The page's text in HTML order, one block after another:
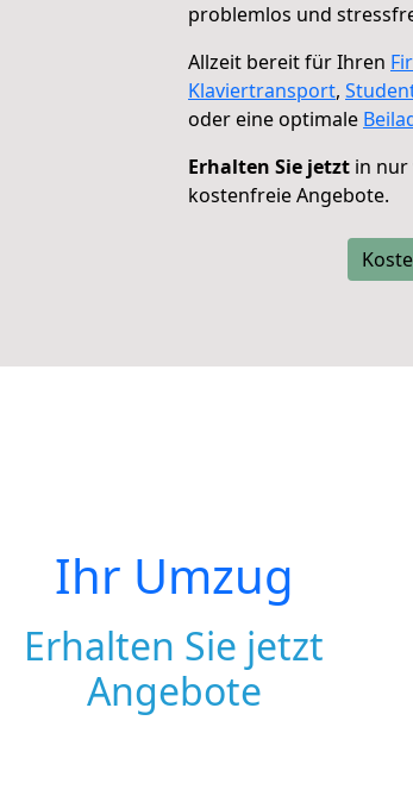
problemlos und
Allzeit bereit für Ihren
Klaviertransport,
oder eine optimale
Erhalten Sie jetzt in
kostenfreie Angebote.
Ihr Umzug
Erhalten Sie jetzt
Angebote